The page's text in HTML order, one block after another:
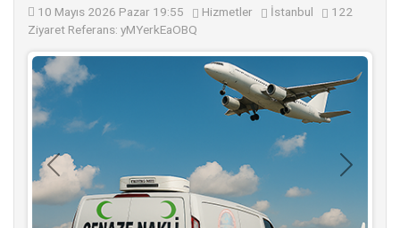
10 Mayıs 2026 Pazar 19:55 Hizmetler İstanbul
122
Ziyaret Referans: yMYerkEaOBQ
Geri İleri